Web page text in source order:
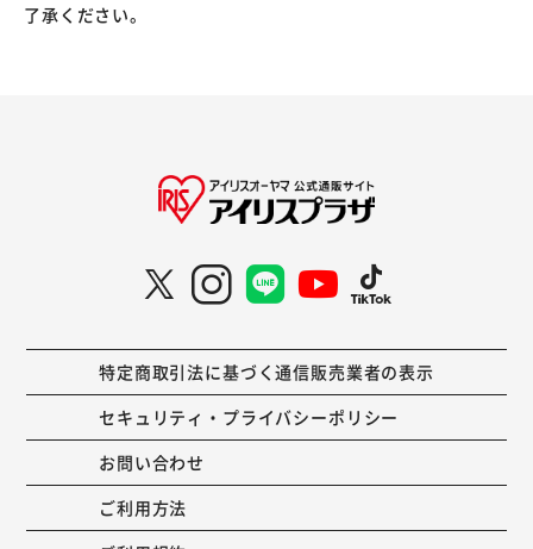
了承ください。
特定商取引法に基づく通信販売業者の表示
セキュリティ・プライバシーポリシー
お問い合わせ
ご利用方法